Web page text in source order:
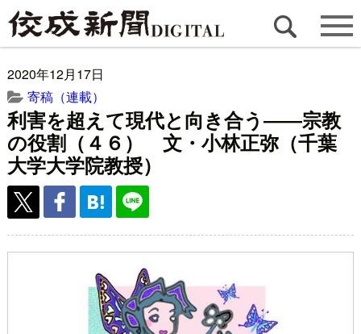
2020年12月17日
寄稿（連載）
利害を超えて現代と向き合う――宗教
の役割（４６） 文・小林正弥（千葉
大学大学院教授）